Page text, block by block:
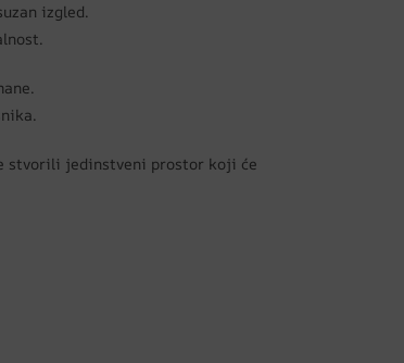
izgled.
stvorili jedinstveni prostor koji će